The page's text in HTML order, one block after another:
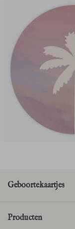
Geboortekaartjes
Producten